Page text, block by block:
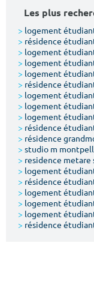
Type de location
Votre date
Les plus
> logement
> résidence
> logement
> logement
> logement
> résidence
> logement
> logement
> logement
> résidence
> résidence
> studio m
> residence
> logement
> résidence
> logement
> logement
> logement
> résidence